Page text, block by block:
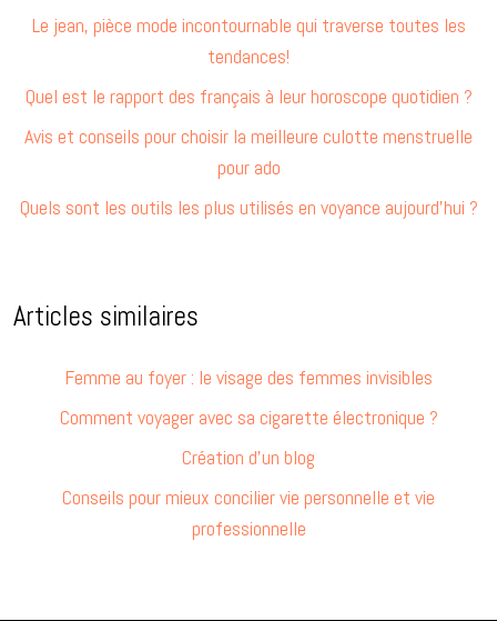
Le jean, pièce mode incontournable qui traverse toutes les
tendances!
Quel est le rapport des français à leur horoscope quotidien ?
Avis et conseils pour choisir la meilleure culotte menstruelle
pour ado
Quels sont les outils les plus utilisés en voyance aujourd’hui ?
Articles similaires
Femme au foyer : le visage des femmes invisibles
Comment voyager avec sa cigarette électronique ?
Création d’un blog
Conseils pour mieux concilier vie personnelle et vie
professionnelle